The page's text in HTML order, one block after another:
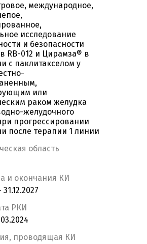
международное,
исследование
и безопасности
RB-012 и Цирамза® в
с паклитакселом у
или
раком желудка
желудочного
прогрессировании
после терапии 1 линии
область
и окончания КИ
РКИ
проводящая КИ